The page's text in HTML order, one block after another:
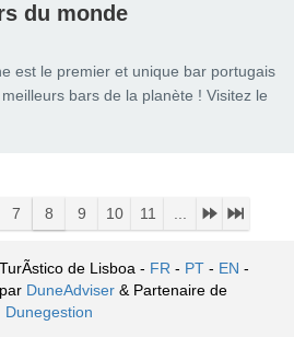
du monde
est le premier et unique bar portugais
bars de la planète ! Visitez le
7 8 9 10 11
de Lisboa - FR - PT - EN -
DuneAdviser & Partenaire de
Dunegestion